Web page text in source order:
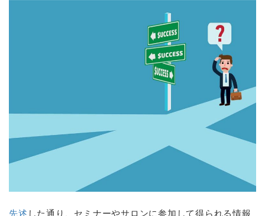
先述 した通り、セミナーやサロンに参加して得られる情報